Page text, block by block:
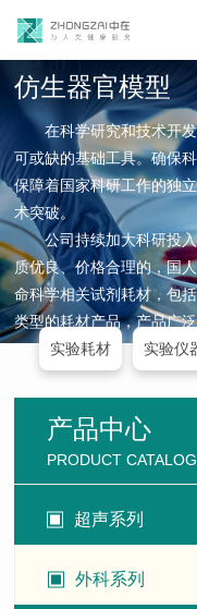
仿生器官模型
在科学研究和技术开
可或缺的基础工具。确保
保障着国家科研工作的独
术突破。
公司持续加大科研投
质优良、价格合理的，国
命科学相关试剂耗材，包
类型的耗材产品，产品广
学、生物化学等学科,为国
位提供配套产品。产品以
实验耗材 实验仪
产品中心
PRODUCT CATALOG
超声系列
外科系列